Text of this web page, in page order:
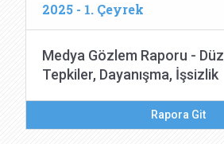
2025 - 1. Çeyrek
Medya Gözlem Raporu -
Tepkiler, Dayanışma, İşsizlik
Rapora Git